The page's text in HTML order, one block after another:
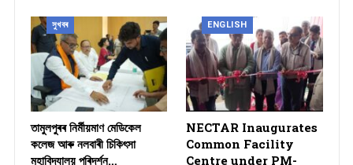
সুখবৰ
তামুলপুৰৰ নিৰ্মীয়মাণ মেডিকেল
কলেজ আৰু নলবাৰী চিকিৎসা
মহাবিদ্যালয় পৰিদৰ্শন…
ENGLISH
NECTAR Inaugurates
Common Facility
Centre under PM-